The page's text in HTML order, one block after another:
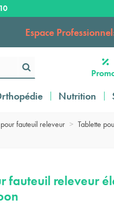
Espace
Nutrition
fauteuil releveur > Tablette
fauteuil releveur